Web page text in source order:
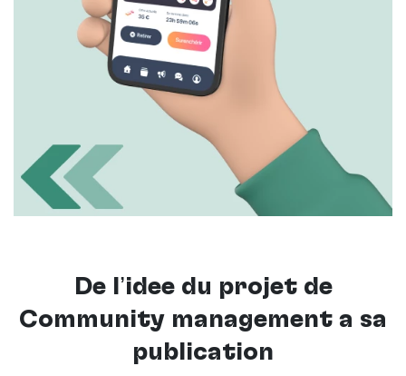
De l’idée du projet de
Community management à sa
publication